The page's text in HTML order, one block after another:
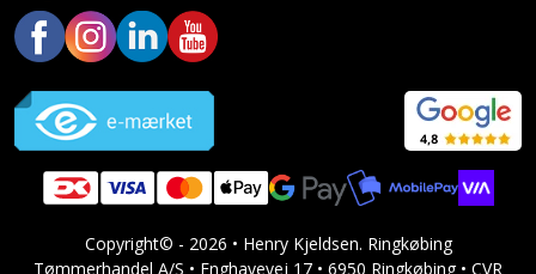
Murbinder
Murpap
og
murfolie
hobbykniv
Koben
Kridtsnor
Lærlingesæt
Landmålerstok
Excentersliber
Excenterslibertilbehør
Fedtsprøjte
/
mosfjerner
Vinduesvasker
Fuglefoderhus
Garderobe
opbevaring
Gavekort
Copyright© - 2026 • Henry Kjeldsen. Ringkøbing
Tømmerhandel A/S • Enghavevej 17 • 6950 Ringkøbing • CVR